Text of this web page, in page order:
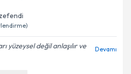
yüzeysel değil anlaşılır ve
Devamı